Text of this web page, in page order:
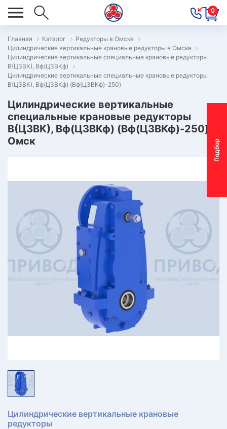
0
П
о
д
б
о
р
м
о
т
о
р
-
р
е
д
у
к
т
о
р
Главная Каталог
Редукторы в Омске
Цилиндрические вертикальные крановые редукторы в Омске
Цилиндрические вертикальные специальные крановые редукторы
В(Ц3ВК), Вф(Ц3ВКф)
Цилиндрические вертикальные специальные крановые редукторы
В(Ц3ВК), Вф(Ц3ВКф) (Вф(Ц3ВКф)-250)
Цилиндрические вертикальные
специальные крановые редукторы
В(Ц3ВК), Вф(Ц3ВКф) (Вф(Ц3ВКф)-250) |
Омск
Цилиндрические вертикальные крановые
редукторы